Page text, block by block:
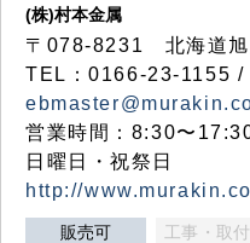
(株)村本金属
〒078-8231 北海道旭
TEL：0166-23-1155
営業時間：8:30〜
日曜日・祝祭日
http://
販売可 工事・取